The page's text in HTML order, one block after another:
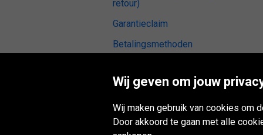
retour)
Garantieclaim
Betalingsmethoden
Banden reviews
Montagepunt
Digitale toegankelijkheid
Wij geven om jouw
Wij maken gebruik van cookies om
Door akkoord te gaan met alle